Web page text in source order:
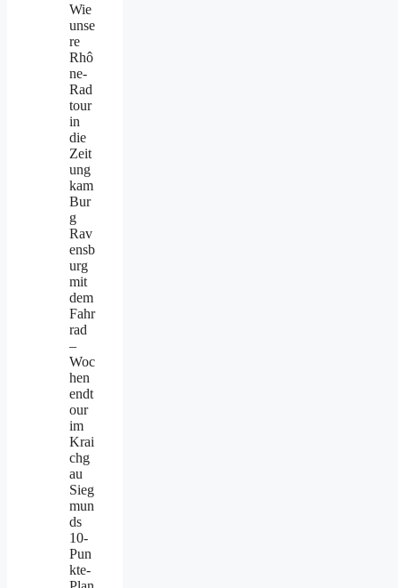
Wie
unse
re
Rhô
ne-
Rad
tour
in
die
Zeit
ung
kam
Bur
g
Rav
ensb
urg
mit
dem
Fahr
rad
–
Woc
hen
endt
our
im
Krai
chg
au
Sieg
mun
ds
10-
Pun
kte-